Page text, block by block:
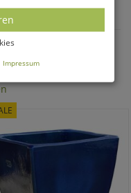
- SALE %
Impressum